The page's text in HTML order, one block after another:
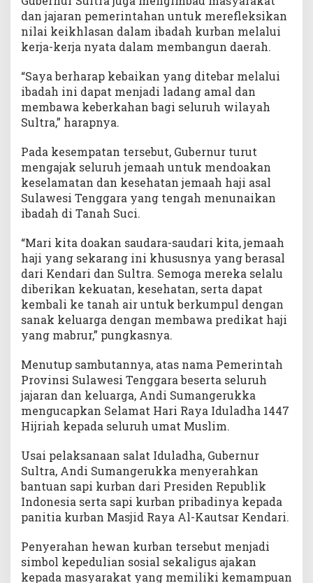
dan jajaran pemerintahan untuk merefleksikan
nilai keikhlasan dalam ibadah kurban melalui
kerja-kerja nyata dalam membangun daerah.
“Saya berharap kebaikan yang ditebar melalui
ibadah ini dapat menjadi ladang amal dan
membawa keberkahan bagi seluruh wilayah
Sultra,” harapnya.
Pada kesempatan tersebut, Gubernur turut
mengajak seluruh jemaah untuk mendoakan
keselamatan dan kesehatan jemaah haji asal
Sulawesi Tenggara yang tengah menunaikan
ibadah di Tanah Suci.
“Mari kita doakan saudara-saudari kita, jemaah
haji yang sekarang ini khususnya yang berasal
dari Kendari dan Sultra. Semoga mereka selalu
diberikan kekuatan, kesehatan, serta dapat
kembali ke tanah air untuk berkumpul dengan
sanak keluarga dengan membawa predikat haji
yang mabrur,” pungkasnya.
Menutup sambutannya, atas nama Pemerintah
Provinsi Sulawesi Tenggara beserta seluruh
jajaran dan keluarga, Andi Sumangerukka
mengucapkan Selamat Hari Raya Iduladha 1447
Hijriah kepada seluruh umat Muslim.
Usai pelaksanaan salat Iduladha, Gubernur
Sultra, Andi Sumangerukka menyerahkan
bantuan sapi kurban dari Presiden Republik
Indonesia serta sapi kurban pribadinya kepada
panitia kurban Masjid Raya Al-Kautsar Kendari.
Penyerahan hewan kurban tersebut menjadi
simbol kepedulian sosial sekaligus ajakan
kepada masyarakat yang memiliki kemampuan